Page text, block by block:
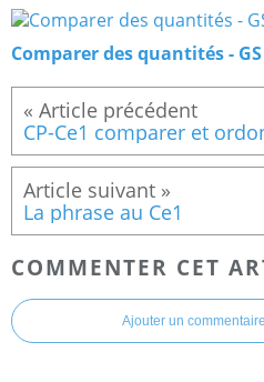
Comparer des quantités -
La phrase au Ce1
COMMENTER CET
Ajouter un commentaire